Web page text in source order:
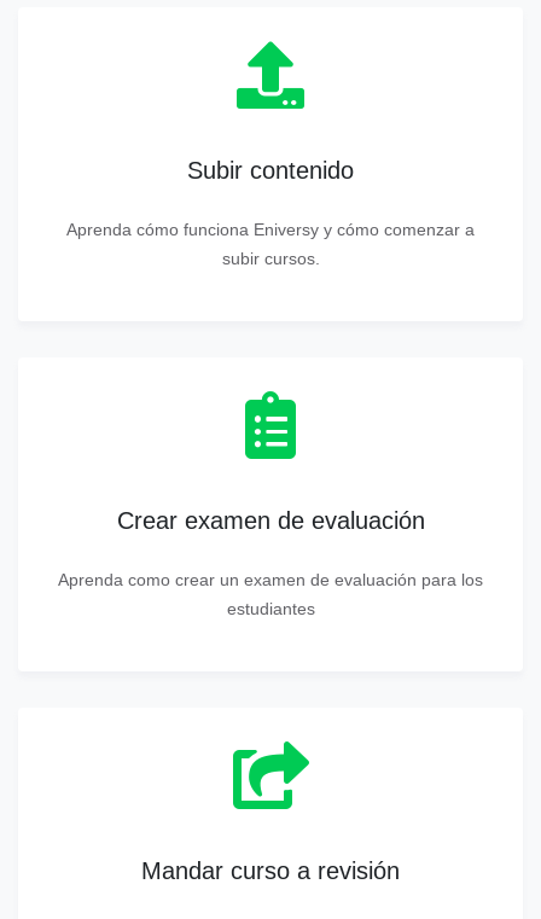
Subir contenido
Aprenda cómo funciona Eniversy y cómo comenzar a
subir cursos.
Crear examen de evaluación
Aprenda como crear un examen de evaluación para los
estudiantes
Mandar curso a revisión